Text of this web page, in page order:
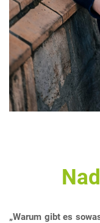
„Warum gibt es